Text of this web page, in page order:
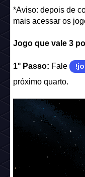
*Aviso: depois de
mais acessar os
Jogo que vale 3
1° Passo: Fale
próximo quarto.